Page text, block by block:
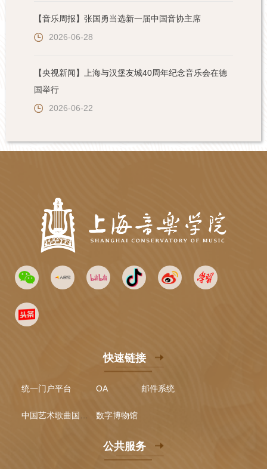
【音乐周报】张国勇当选新一届中国音协主席
2026-06-28
【央视新闻】上海与汉堡友城40周年纪念音乐会在德
国举行
2026-06-22
快速链接
统一门户平台 OA 邮件系统
中国艺术歌曲国际声乐比赛 数字博物馆
公共服务